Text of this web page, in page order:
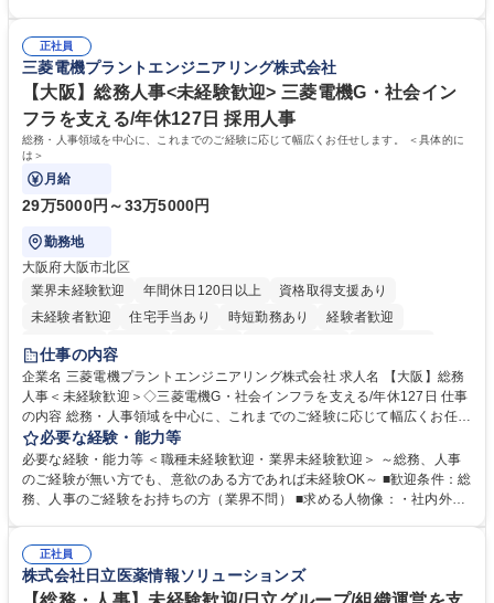
募集職種 【大阪・京都・滋賀】営業事務 ※未経験可
えて、お客様や社員の状況に合わせ、能動的なサポート、改善の動きも期
待され。組織を支えるスペシャリストとして、チームに貢献し、結果的に
社員から頼られる存在になることができます。平均19:30の退勤以降の業
務の持ち帰りも禁止されており、メリハリのある働き方となります。 学
歴・資格 学歴：大学院 大学 高専 短大 語学力： 資格：
正社員
三菱電機プラントエンジニアリング株式会社
【大阪】総務人事<未経験歓迎> 三菱電機G・社会イン
フラを支える/年休127日 採用人事
総務・人事領域を中心に、これまでのご経験に応じて幅広くお任せします。 ＜具体的に
は＞
月給
29万5000円～33万5000円
勤務地
大阪府大阪市北区
業界未経験歓迎
年間休日120日以上
資格取得支援あり
未経験者歓迎
住宅手当あり 時短勤務あり
経験者歓迎
退職金あり
駅近5分以内
土日祝休み 服装自由 寮・社宅あり 食事補助あり
仕事の内容
企業名 三菱電機プラントエンジニアリング株式会社 求人名 【大阪】総務
人事＜未経験歓迎＞◇三菱電機G・社会インフラを支える/年休127日 仕事
の内容 総務・人事領域を中心に、これまでのご経験に応じて幅広くお任せ
します。 ＜具体的には＞ ・総務/人事労務（給与・社保・勤怠管理など）
・採用・教育研修 ・福利厚生運用 など ※基本的には事務所勤務ですが、
採用や教育等の業務内容により、関西圏以外への日帰り・宿泊を伴う国内
出張もございます。 ※担当業務を持ちつつ、お互いに助け合いながら、総
必要な経験・能力等
必要な経験・能力等 ＜職種未経験歓迎・業界未経験歓迎＞ ～総務、人事
のご経験が無い方でも、意欲のある方であれば未経験OK～ ■歓迎条件：総
務、人事のご経験をお持ちの方（業界不問） ■求める人物像：・社内外の
正社員
株式会社日立医薬情報ソリューションズ